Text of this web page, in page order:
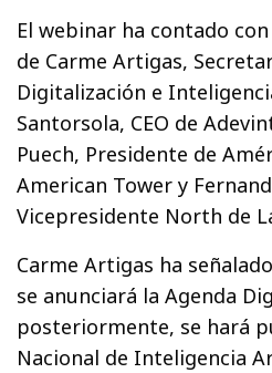
El webinar ha contado
de Carme Artigas,
Digitalización e
Santorsola, CEO de
Puech, Presidente de
American Tower y
Vicepresidente North de
Carme Artigas ha
se anunciará la Agenda
posteriormente, se hará
Nacional de Inteligencia